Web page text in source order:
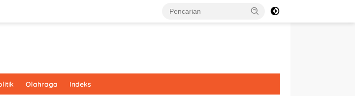
Olahraga Indeks